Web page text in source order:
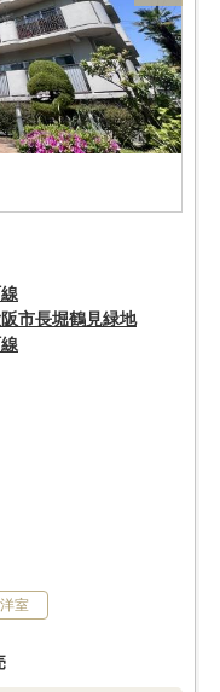
市長堀鶴見緑地
洋室